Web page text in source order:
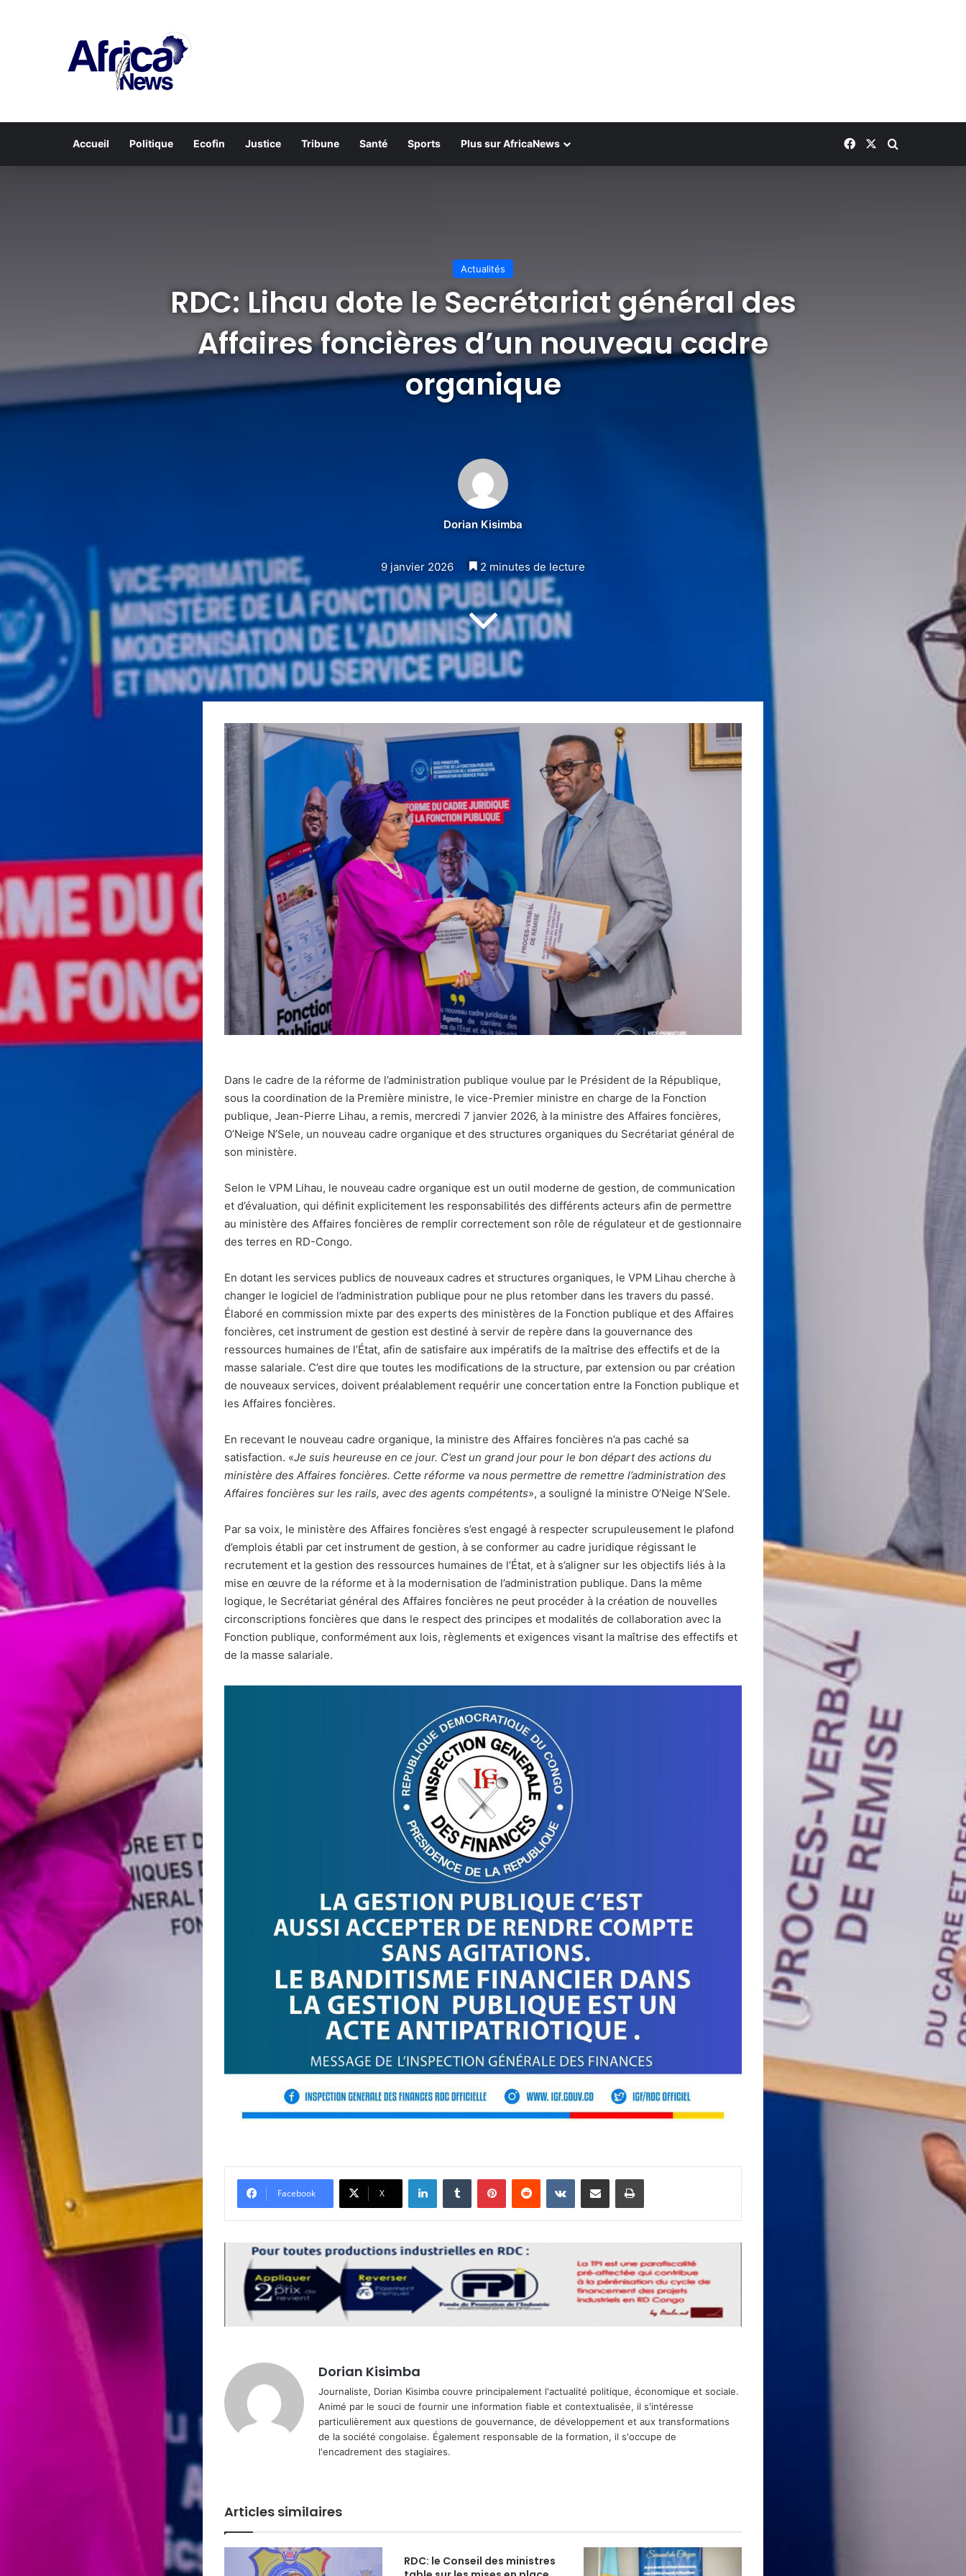
Accueil Politique Ecofin Justice Tribune Santé Sports Plus sur AfricaNews Facebook
Actualités
RDC: Lihau dote le Secrétariat général des
Affaires foncières d’un nouveau cadre
organique
Dorian Kisimba
9 janvier 2026 2 minutes de lecture
Dans le cadre de la réforme de l’administration publique voulue par le Président de la République,
sous la coordination de la Première ministre, le vice-Premier ministre en charge de la Fonction
publique, Jean-Pierre Lihau, a remis, mercredi 7 janvier 2026, à la ministre des Affaires foncières,
O’Neige N’Sele, un nouveau cadre organique et des structures organiques du Secrétariat général de
son ministère.
Selon le VPM Lihau, le nouveau cadre organique est un outil moderne de gestion, de communication
et d’évaluation, qui définit explicitement les responsabilités des différents acteurs afin de permettre
au ministère des Affaires foncières de remplir correctement son rôle de régulateur et de gestionnaire
des terres en RD-Congo.
En dotant les services publics de nouveaux cadres et structures organiques, le VPM Lihau cherche à
changer le logiciel de l’administration publique pour ne plus retomber dans les travers du passé.
Élaboré en commission mixte par des experts des ministères de la Fonction publique et des Affaires
foncières, cet instrument de gestion est destiné à servir de repère dans la gouvernance des
ressources humaines de l’État, afin de satisfaire aux impératifs de la maîtrise des effectifs et de la
masse salariale. C’est dire que toutes les modifications de la structure, par extension ou par création
de nouveaux services, doivent préalablement requérir une concertation entre la Fonction publique et
les Affaires foncières.
En recevant le nouveau cadre organique, la ministre des Affaires foncières n’a pas caché sa
satisfaction. «Je suis heureuse en ce jour. C’est un grand jour pour le bon départ des actions du
ministère des Affaires foncières. Cette réforme va nous permettre de remettre l’administration des
Affaires foncières sur les rails, avec des agents compétents», a souligné la ministre O’Neige N’Sele.
Par sa voix, le ministère des Affaires foncières s’est engagé à respecter scrupuleusement le plafond
d’emplois établi par cet instrument de gestion, à se conformer au cadre juridique régissant le
recrutement et la gestion des ressources humaines de l’État, et à s’aligner sur les objectifs liés à la
mise en œuvre de la réforme et à la modernisation de l’administration publique. Dans la même
logique, le Secrétariat général des Affaires foncières ne peut procéder à la création de nouvelles
circonscriptions foncières que dans le respect des principes et modalités de collaboration avec la
Fonction publique, conformément aux lois, règlements et exigences visant la maîtrise des effectifs et
de la masse salariale.
Facebook X
LinkedinTumblr PinterestReddit VKontaktePartager par email Imprimer
Dorian Kisimba
Journaliste, Dorian Kisimba couvre principalement l'actualité politique, économique et sociale.
Animé par le souci de fournir une information fiable et contextualisée, il s'intéresse
particulièrement aux questions de gouvernance, de développement et aux transformations
de la société congolaise. Également responsable de la formation, il s'occupe de
l'encadrement des stagiaires.
Articles similaires
RDC: le Conseil des ministres